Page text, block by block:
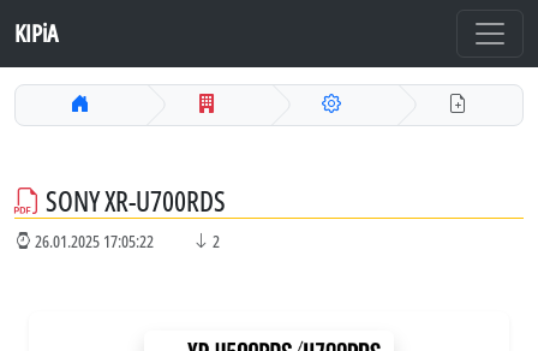
KIPiA
SONY XR-U700RDS
26.01.2025 17:05:22 2